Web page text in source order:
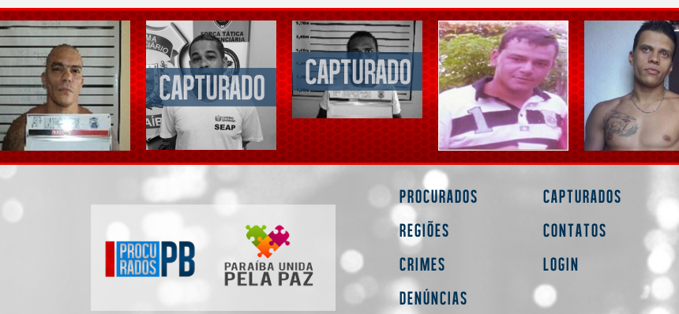
Procurados
Regiões
Crimes
Denúncias
Capturados
Contatos
Login